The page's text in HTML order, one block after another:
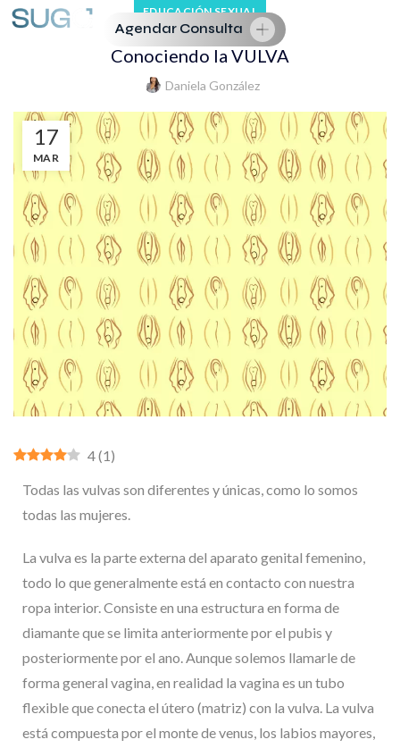
Agendar Consulta
EDUCACIÓN SEXUAL
Conociendo la VULVA
Daniela González
17
MAR
4(1)
Todas las vulvas son diferentes y únicas, como lo somos
todas las mujeres.
La vulva es la parte externa del aparato genital femenino,
todo lo que generalmente está en contacto con nuestra
ropa interior. Consiste en una estructura en forma de
diamante que se limita anteriormente por el pubis y
posteriormente por el ano. Aunque solemos llamarle de
forma general vagina, en realidad la vagina es un tubo
flexible que conecta el útero (matriz) con la vulva. La vulva
está compuesta por el monte de venus, los labios mayores,